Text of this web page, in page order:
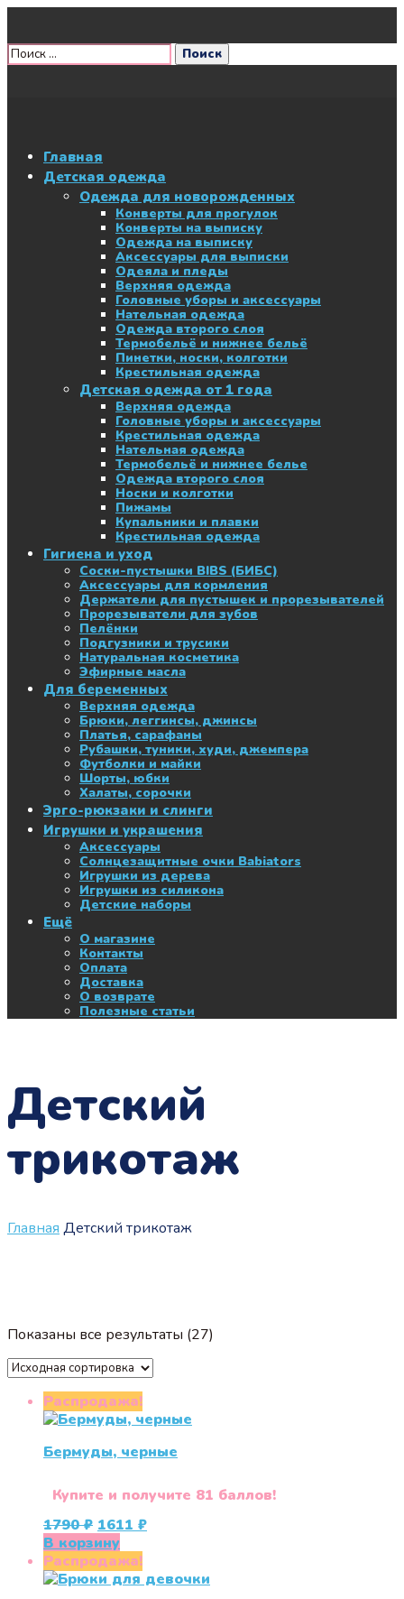
Главная
Детская одежда
Одежда для новорожденных
Конверты для прогулок
Конверты на выписку
Одежда на выписку
Аксессуары для выписки
Одеяла и пледы
Верхняя одежда
Головные уборы и аксессуары
Нательная одежда
Одежда второго слоя
Термобельё и нижнее бельё
Пинетки, носки, колготки
Крестильная одежда
Детская одежда от 1 года
Верхняя одежда
Головные уборы и аксессуары
Крестильная одежда
Нательная одежда
Термобельё и нижнее белье
Одежда второго слоя
Носки и колготки
Пижамы
Купальники и плавки
Крестильная одежда
Гигиена и уход
Соски-пустышки BIBS (БИБС)
Аксессуары для кормления
Держатели для пустышек и прорезывателей
Прорезыватели для зубов
Пелёнки
Подгузники и трусики
Натуральная косметика
Эфирные масла
Для беременных
Верхняя одежда
Брюки, леггинсы, джинсы
Платья, сарафаны
Рубашки, туники, худи, джемпера
Футболки и майки
Шорты, юбки
Халаты, сорочки
Эрго-рюкзаки и слинги
Игрушки и украшения
Аксессуары
Солнцезащитные очки Babiators
Игрушки из дерева
Игрушки из силикона
Детские наборы
Ещё
О магазине
Контакты
Оплата
Доставка
О возврате
Полезные статьи
Детский
трикотаж
Главная Детский трикотаж
Показаны все результаты (27)
Распродажа!
Бермуды, черные
Купите и получите 81 баллов!
1790₽ Первоначальная
цена
составляла
1790 ₽.
1611 ₽Текущая
В корзину
Распродажа!